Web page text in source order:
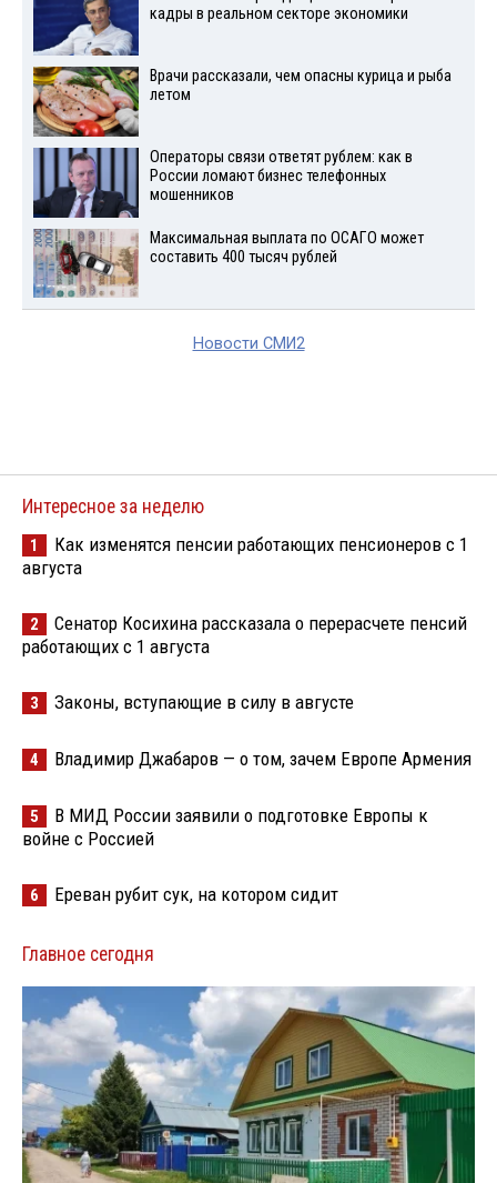
кадры в реальном секторе экономики
Врачи рассказали, чем опасны курица и рыба
летом
Операторы связи ответят рублем: как в
России ломают бизнес телефонных
мошенников
Максимальная выплата по ОСАГО может
составить 400 тысяч рублей
Новости СМИ2
Интересное за неделю
1
Как изменятся пенсии работающих пенсионеров с 1
августа
2
Сенатор Косихина рассказала о перерасчете пенсий
работающих с 1 августа
3 Законы, вступающие в силу в августе
4 Владимир Джабаров — о том, зачем Европе Армения
5
В МИД России заявили о подготовке Европы к
войне с Россией
6 Ереван рубит сук, на котором сидит
Главное сегодня